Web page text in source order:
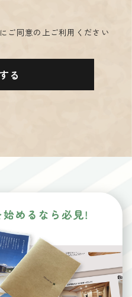
にご同意の上ご利用ください